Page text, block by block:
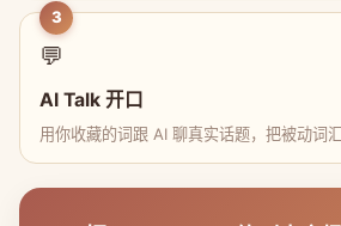
3
💬
AI Talk 开口
用你收藏的词跟 AI 聊真实话题，把被动词